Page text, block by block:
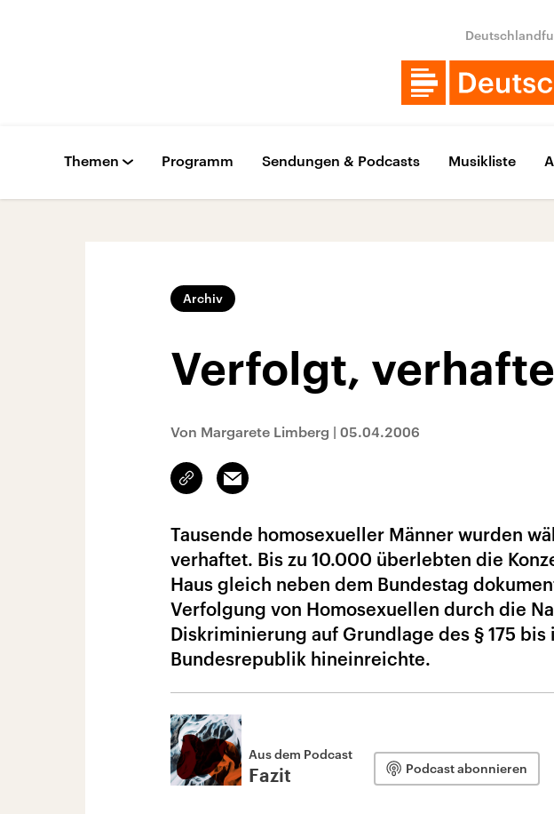
Themen Programm Sendungen & Podcasts Musikliste
Archiv
Verfolgt,
Von Margarete Limberg | 05.04.2006
Link
kopieren/teilen
Email
Tausende homosexueller Männer wurden
verhaftet. Bis zu 10.000 überlebten die
Haus gleich neben dem Bundestag
Verfolgung von Homosexuellen durch die
Diskriminierung auf Grundlage des § 175
Bundesrepublik hineinreichte.
Aus dem Podcast
Fazit Podcast abonnieren